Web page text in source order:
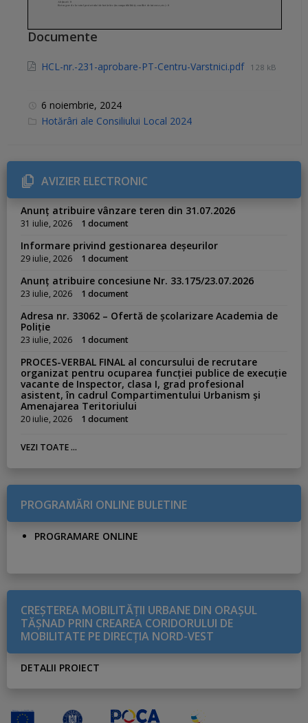
Documente
HCL-nr.-231-aprobare-PT-Centru-Varstnici.pdf 128 kB
6 noiembrie, 2024
C
r
i
e
s
Hotărâri ale Consiliului Local 2024
AVIZIER ELECTRONIC
Anunț atribuire vânzare teren din 31.07.2026
31 iulie, 2026 1 document
Informare privind gestionarea deșeurilor
29 iulie, 2026 1 document
Anunț atribuire concesiune Nr. 33.175/23.07.2026
23 iulie, 2026 1 document
Adresa nr. 33062 – Ofertă de școlarizare Academia de
Poliție
23 iulie, 2026 1 document
PROCES-VERBAL FINAL al concursului de recrutare
organizat pentru ocuparea funcției publice de execuție
vacante de Inspector, clasa I, grad profesional
asistent, în cadrul Compartimentului Urbanism și
Amenajarea Teritoriului
20 iulie, 2026 1 document
VEZI TOATE ...
PROGRAMĂRI ONLINE BULETINE
PROGRAMARE ONLINE
CREŞTEREA MOBILITĂŢII URBANE DIN ORAŞUL
TĂŞNAD PRIN CREAREA CORIDORULUI DE
MOBILITATE PE DIRECŢIA NORD-VEST
DETALII PROIECT